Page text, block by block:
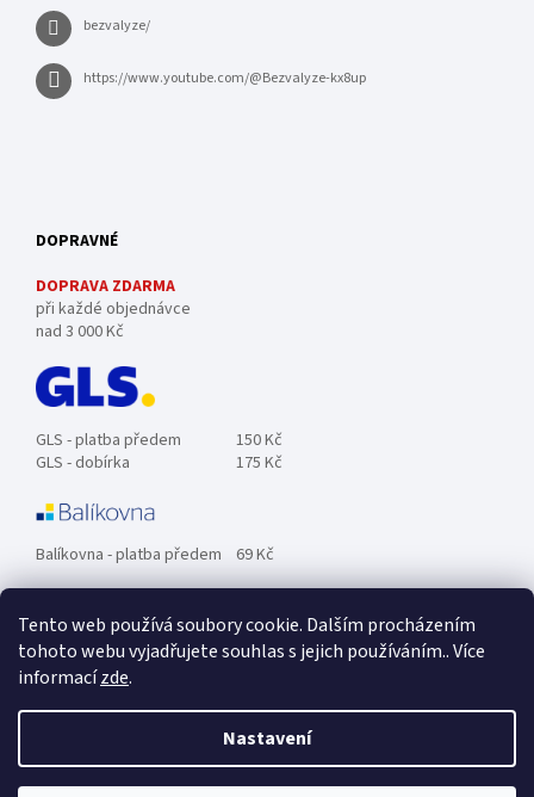
Tento web používá soubory cookie. Dalším procházením
tohoto webu vyjadřujete souhlas s jejich používáním.. Více
informacízde.
Nastavení
bezvalyze/
https://www.youtube.com/@Bezvalyze-kx8up
DOPRAVNÉ
DOPRAVA ZDARMA
při každé objednávce
nad 3 000 Kč
GLS - platba předem
150 Kč
GLS - dobírka
175 Kč
Balíkovna - platba předem 69 Kč
Zásilkovna - platba předem 89 Kč
Osobní odběr ZDARMA.